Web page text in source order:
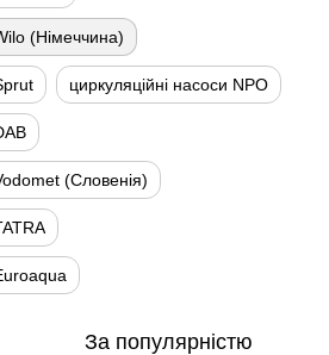
(Німеччина)
циркуляційні насоси NPO
(Cловенія)
За популярністю